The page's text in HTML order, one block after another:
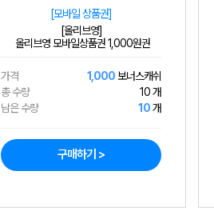
[모바일 상품권]
[올리브영]
올리브영 모바일상품권 1,000원권
가격 1,000 보너스캐쉬
총 수량
10 개
남은 수량
10개
구매하기 >